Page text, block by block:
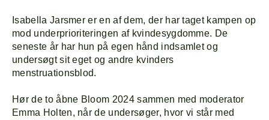
Isabella Jarsmer er en af dem, der har taget kampen op
mod underprioriteringen af kvindesygdomme. De
seneste år har hun på egen hånd indsamlet og
undersøgt sit eget og andre kvinders
menstruationsblod.
Hør de to åbne Bloom 2024 sammen med moderator
Emma Holten, når de undersøger, hvor vi står med